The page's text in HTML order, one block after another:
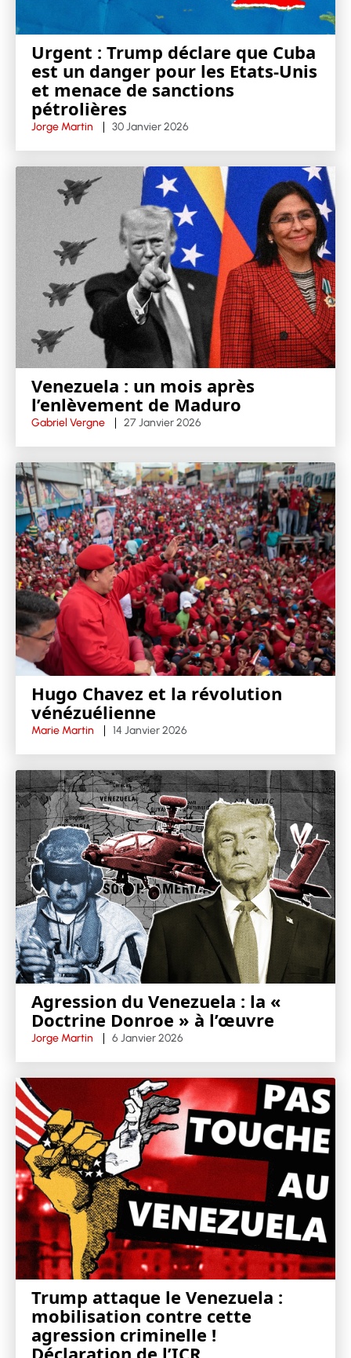
Urgent : Trump déclare que Cuba
est un danger pour les Etats-Unis
et menace de sanctions
pétrolières
Jorge Martin 30 Janvier 2026
Venezuela : un mois après
l’enlèvement de Maduro
Gabriel Vergne 27 Janvier 2026
Hugo Chavez et la révolution
vénézuélienne
Marie Martin 14 Janvier 2026
Agression du Venezuela : la «
Doctrine Donroe » à l’œuvre
Jorge Martin 6 Janvier 2026
Trump attaque le Venezuela :
mobilisation contre cette
agression criminelle !
Déclaration de l’ICR